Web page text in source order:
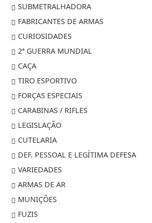
SUBMETRALHADORA
FABRICANTES DE ARMAS
CURIOSIDADES
2ª GUERRA MUNDIAL
CAÇA
TIRO ESPORTIVO
FORÇAS ESPECIAIS
CARABINAS / RIFLES
LEGISLAÇÃO
CUTELARIA
DEF. PESSOAL E LEGÍTIMA DEFESA
VARIEDADES
ARMAS DE AR
MUNIÇÕES
FUZIS